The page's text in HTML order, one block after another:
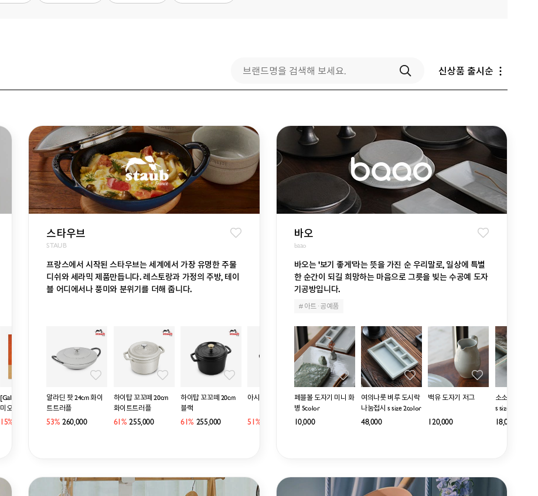
신상품 출시순
[Gallery Edition] 미초
미오 캔버스 액자
15%
스타우브
STAUB
프랑스에서 시작된 스타우브는 세계에서 가장 유명한 주물
디쉬와 세라믹 제품만듭니다. 레스토랑과 가정의 주방, 테이
블 어디에서나 풍미와 분위기를 더해 줍니다.
알라딘 팟 24cm 화이
트트러플
53% 260,000
하이탑 꼬꼬떼 20cm
화이트트러플
61% 255,000
하이탑 꼬꼬떼 20cm
블랙
61% 255,000
아시아볼 18cm 블랙
51%
바오
baao
바오는 '보기 좋게'라는 뜻을 가진 순 우리말로, 일상에 특별
한 순간이 되길 희망하는 마음으로 그릇을 빚는 수공예 도자
기공방입니다.
# 아트· 공예품
페블볼 도자기 미니 화
병 5color
10,000
여의나룻 벼루 도시락
나눔접시 s size 2color
48,000
백유 도자기 저그
120,000
소소 네모난 사
s size _ 그린
18,000